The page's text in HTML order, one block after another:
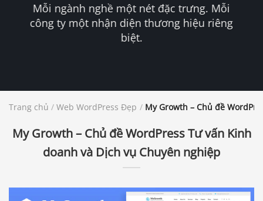
Mỗi ngành nghề một nét đặc trưng. Mỗi
công ty một nhận diện thương hiệu riêng
biệt.
Trang chủ / Web WordPress Đẹp / My Growth – Chủ đề
My Growth – Chủ đề WordPress Tư vấn Kinh
doanh và Dịch vụ Chuyên nghiệp